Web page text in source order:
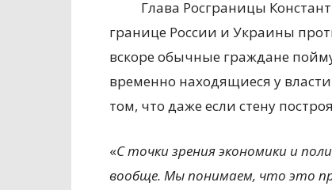
Глава Росграницы
границе России и Украины
вскоре обычные граждане
временно находящиеся у
том, что даже если стену
«С точки зрения экономики и
вообще. Мы понимаем, что это